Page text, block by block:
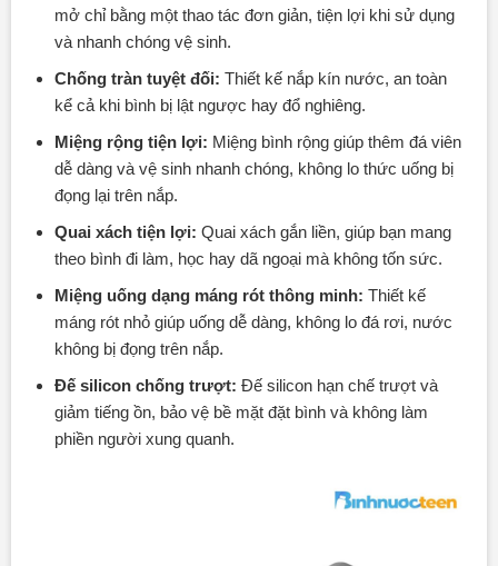
mở chỉ bằng một thao tác đơn giản, tiện lợi khi sử dụng
và nhanh chóng vệ sinh.
Chống tràn tuyệt đối: Thiết kế nắp kín nước, an toàn
kể cả khi bình bị lật ngược hay đổ nghiêng.
Miệng rộng tiện lợi: Miệng bình rộng giúp thêm đá viên
dễ dàng và vệ sinh nhanh chóng, không lo thức uống bị
đọng lại trên nắp.
Quai xách tiện lợi: Quai xách gắn liền, giúp bạn mang
theo bình đi làm, học hay dã ngoại mà không tốn sức.
Miệng uống dạng máng rót thông minh: Thiết kế
máng rót nhỏ giúp uống dễ dàng, không lo đá rơi, nước
không bị đọng trên nắp.
Đế silicon chống trượt: Đế silicon hạn chế trượt và
giảm tiếng ồn, bảo vệ bề mặt đặt bình và không làm
phiền người xung quanh.